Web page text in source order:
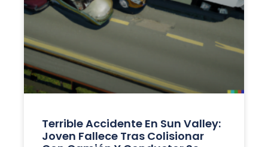
Terrible Accidente En Sun Valley:
Joven Fallece Tras Colisionar